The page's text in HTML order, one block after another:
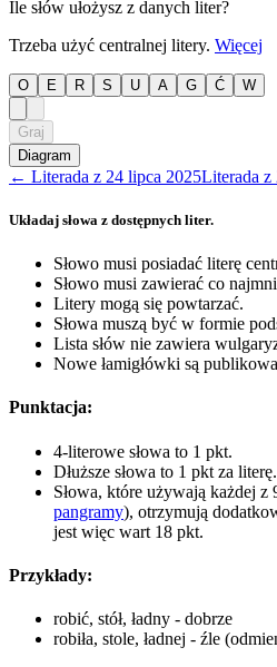
Ile słów ułożysz z danych liter?
Trzeba użyć centralnej litery. Więcej
O E R S U A G Ć W
Graj
Diagram
← Literada z 24 lipca 2025Literada z
Układaj słowa z dostępnych liter.
Słowo musi posiadać literę
Słowo musi zawierać co
Litery mogą się powtarzać.
Słowa muszą być w formie
Lista słów nie zawiera
Nowe łamigłówki są
Punktacja:
4-literowe słowa to 1 pkt.
Dłuższe słowa to 1 pkt za literę.
Słowa, które używają każdej
pangramy), otrzymują
jest więc wart 18 pkt.
Przykłady:
robić, stół, ładny - dobrze
robiła, stole, ładnej - źle